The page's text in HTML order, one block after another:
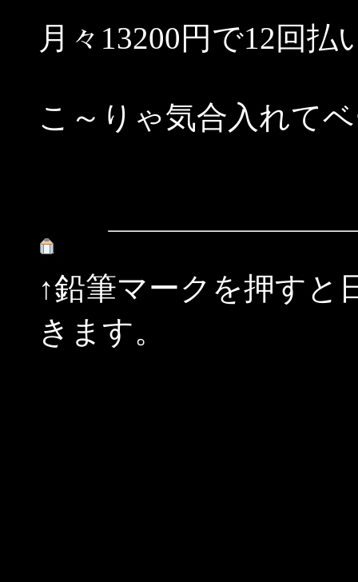
月々13200円で12回
こ～りゃ気合入れて
↑鉛筆マークを押すと
きます。